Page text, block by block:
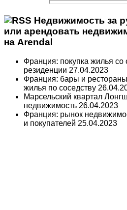
Недвижимость за
или арендовать
на Arendal
Франция: покупка жилья со
резиденции 27.04.2023
Франция: бары и
жилья по соседству
Марсельский квартал
недвижимость 26.04.2023
Франция: рынок
и покупателей 25.04.2023